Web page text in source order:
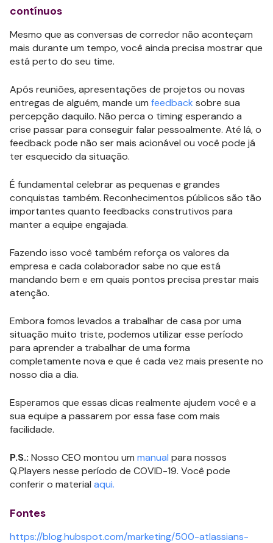
contínuos
Mesmo que as conversas de corredor não aconteçam
mais durante um tempo, você ainda precisa mostrar que
está perto do seu time.
Após reuniões, apresentações de projetos ou novas
entregas de alguém, mande um feedback sobre sua
percepção daquilo. Não perca o timing esperando a
crise passar para conseguir falar pessoalmente. Até lá, o
feedback pode não ser mais acionável ou você pode já
ter esquecido da situação.
É fundamental celebrar as pequenas e grandes
conquistas também. Reconhecimentos públicos são tão
importantes quanto feedbacks construtivos para
manter a equipe engajada.
Fazendo isso você também reforça os valores da
empresa e cada colaborador sabe no que está
mandando bem e em quais pontos precisa prestar mais
atenção.
Embora fomos levados a trabalhar de casa por uma
situação muito triste, podemos utilizar esse período
para aprender a trabalhar de uma forma
completamente nova e que é cada vez mais presente no
nosso dia a dia.
Esperamos que essas dicas realmente ajudem você e a
sua equipe a passarem por essa fase com mais
facilidade.
P.S.: Nosso CEO montou um manual para nossos
Q.Players nesse período de COVID-19. Você pode
conferir o material aqui.
Fontes
https://blog.hubspot.com/marketing/500-atlassians-